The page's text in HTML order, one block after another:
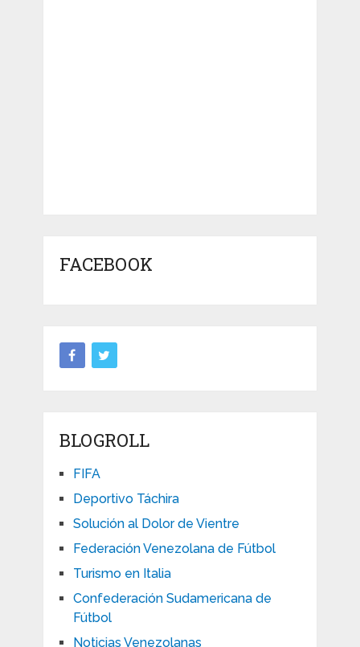
FACEBOOK
BLOGROLL
FIFA
Deportivo Táchira
Solución al Dolor de Vientre
Federación Venezolana de Fútbol
Turismo en Italia
Confederación Sudamericana de
Fútbol
Noticias Venezolanas